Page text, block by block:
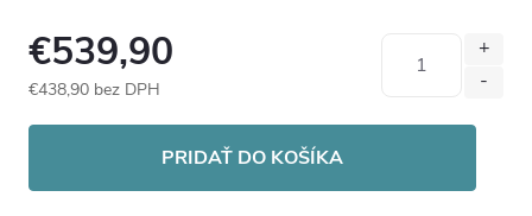
€539,90
€438,90 bez DPH
PRIDAŤ DO KOŠÍKA